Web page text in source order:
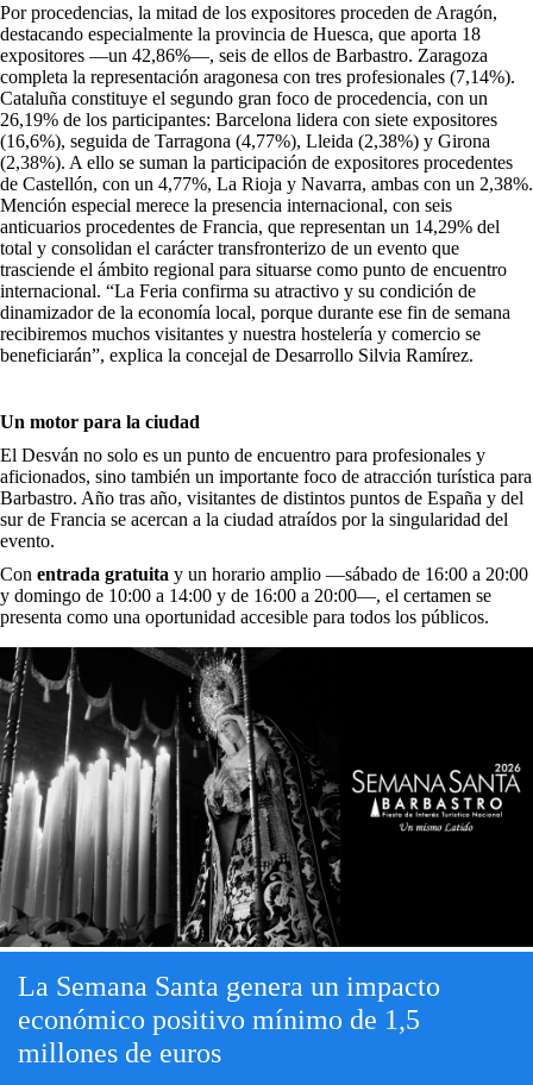
Por procedencias, la mitad de los expositores proceden de Aragón,
destacando especialmente la provincia de Huesca, que aporta 18
expositores —un 42,86%—, seis de ellos de Barbastro. Zaragoza
completa la representación aragonesa con tres profesionales (7,14%).
Cataluña constituye el segundo gran foco de procedencia, con un
26,19% de los participantes: Barcelona lidera con siete expositores
(16,6%), seguida de Tarragona (4,77%), Lleida (2,38%) y Girona
(2,38%). A ello se suman la participación de expositores procedentes
de Castellón, con un 4,77%, La Rioja y Navarra, ambas con un 2,38%.
Mención especial merece la presencia internacional, con seis
anticuarios procedentes de Francia, que representan un 14,29% del
total y consolidan el carácter transfronterizo de un evento que
trasciende el ámbito regional para situarse como punto de encuentro
internacional. “La Feria confirma su atractivo y su condición de
dinamizador de la economía local, porque durante ese fin de semana
recibiremos muchos visitantes y nuestra hostelería y comercio se
beneficiarán”, explica la concejal de Desarrollo Silvia Ramírez.
Un motor para la ciudad
El Desván no solo es un punto de encuentro para profesionales y
aficionados, sino también un importante foco de atracción turística para
Barbastro. Año tras año, visitantes de distintos puntos de España y del
sur de Francia se acercan a la ciudad atraídos por la singularidad del
evento.
Con entrada gratuita y un horario amplio —sábado de 16:00 a 20:00
y domingo de 10:00 a 14:00 y de 16:00 a 20:00—, el certamen se
presenta como una oportunidad accesible para todos los públicos.
La Semana Santa genera un impacto
económico positivo mínimo de 1,5
millones de euros